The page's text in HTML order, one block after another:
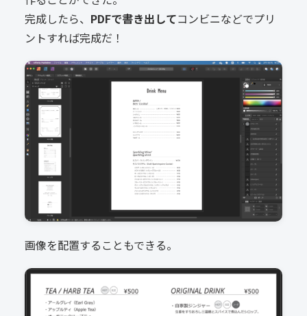
完成したら、 PDFで書き出してコンビニなどでプリ
ントすれば完成だ！
画像を配置することもできる。